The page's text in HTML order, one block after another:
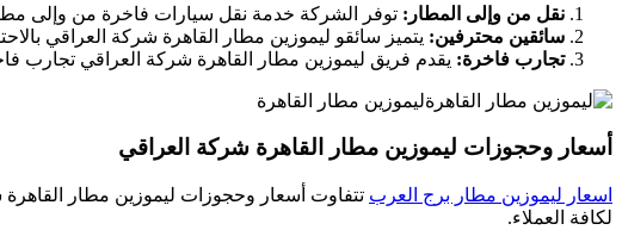
نقل من وإلى المطار: توفر الشركة خدمة نقل سيارات فاخرة من وإلى
سائقين محترفين: يتميز سائقو ليموزين مطار القاهرة شركة العراقي
تجارب فاخرة: يقدم فريق ليموزين مطار القاهرة شركة العراقي تجارب
ليموزين مطار القاهرة
أسعار وحجوزات ليموزين مطار القاهرة شركة العراقي
اسعار ليموزين مطار برج العرب تتفاوت أسعار وحجوزات ليموزين مطار
لكافة العملاء.